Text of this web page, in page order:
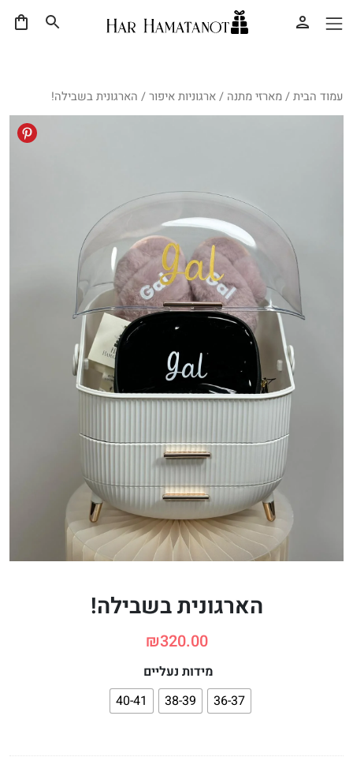
עמוד הבית/מארזי מתנה /ארגוניות איפור/ הארגונית בשבילה!
הארגונית בשבילה!
₪320.00
מידות נעליים
36-37
38-39
40-41